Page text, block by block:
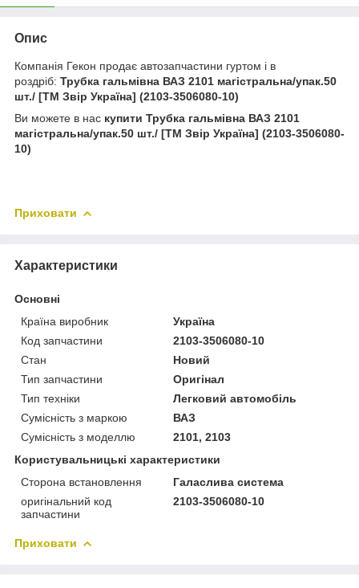
Опис
Компанія Гекон продає автозапчастини гуртом і в
роздріб: Трубка гальмівна ВАЗ 2101 магістральна/упак.50
шт./ [ТМ Звір Україна] (2103-3506080-10)
Ви можете в нас купити Трубка гальмівна ВАЗ 2101
магістральна/упак.50 шт./ [ТМ Звір Україна] (2103-3506080-
10)
Приховати
Характеристики
Основні
Країна виробник
Україна
Код запчастини
2103-3506080-10
Стан
Новий
Тип запчастини
Оригінал
Тип техніки
Легковий автомобіль
Сумісність з маркою
ВАЗ
Сумісність з моделлю
2101, 2103
Користувальницькі характеристики
Сторона встановлення
Галаслива система
оригінальний код
запчастини
2103-3506080-10
Приховати